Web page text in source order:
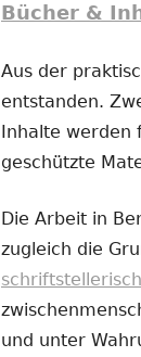
Bücher &
Aus der
entstanden.
Inhalte werden
geschützte
Die Arbeit in
zugleich die
und unter